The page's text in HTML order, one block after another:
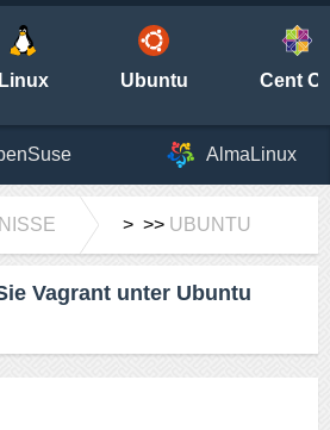
Linux Ubuntu Cent
AlmaLinux
> >> UBUNTU
Vagrant unter Ubuntu